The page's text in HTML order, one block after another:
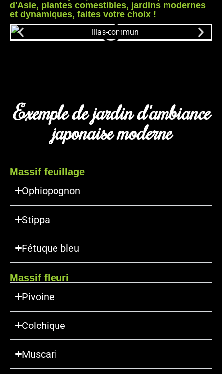
d'Asie, plantes comestibles, jardins modernes
et dynamiques, faites votre choix !
Exemple de jardin d'ambiance
japonaise moderne
Massif feuillage
Ophiopognon
Stippa
Fétuque bleu
Massif fleuri
Pivoine
Colchique
Muscari